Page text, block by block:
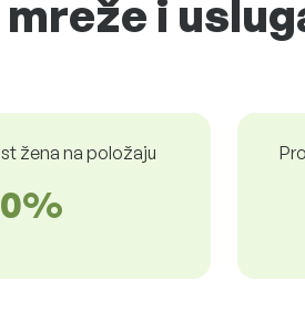
i
žena na položaju
0%